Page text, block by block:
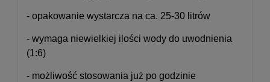
- opakowanie wystarcza na ca. 25-30 litrów
- wymaga niewielkiej ilości wody do uwodnienia
(1:6)
- możliwość stosowania już po godzinie